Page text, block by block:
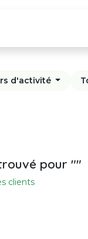
d'activité
pour ""
clients